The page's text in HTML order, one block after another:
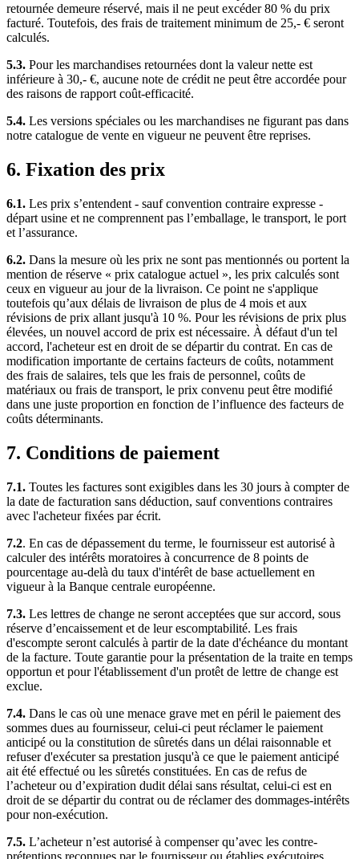
retournée demeure réservé, mais il ne peut excéder 80 % du prix
facturé. Toutefois, des frais de traitement minimum de 25,- € seront
calculés.
5.3. Pour les marchandises retournées dont la valeur nette est
inférieure à 30,- €, aucune note de crédit ne peut être accordée pour
des raisons de rapport coût-efficacité.
5.4. Les versions spéciales ou les marchandises ne figurant pas dans
notre catalogue de vente en vigueur ne peuvent être reprises.
6. Fixation des prix
6.1. Les prix s’entendent - sauf convention contraire expresse -
départ usine et ne comprennent pas l’emballage, le transport, le port
et l’assurance.
6.2. Dans la mesure où les prix ne sont pas mentionnés ou portent la
mention de réserve « prix catalogue actuel », les prix calculés sont
ceux en vigueur au jour de la livraison. Ce point ne s'applique
toutefois qu’aux délais de livraison de plus de 4 mois et aux
révisions de prix allant jusqu'à 10 %. Pour les révisions de prix plus
élevées, un nouvel accord de prix est nécessaire. À défaut d'un tel
accord, l'acheteur est en droit de se départir du contrat. En cas de
modification importante de certains facteurs de coûts, notamment
des frais de salaires, tels que les frais de personnel, coûts de
matériaux ou frais de transport, le prix convenu peut être modifié
dans une juste proportion en fonction de l’influence des facteurs de
coûts déterminants.
7. Conditions de paiement
7.1. Toutes les factures sont exigibles dans les 30 jours à compter de
la date de facturation sans déduction, sauf conventions contraires
avec l'acheteur fixées par écrit.
7.2. En cas de dépassement du terme, le fournisseur est autorisé à
calculer des intérêts moratoires à concurrence de 8 points de
pourcentage au-delà du taux d'intérêt de base actuellement en
vigueur à la Banque centrale européenne.
7.3. Les lettres de change ne seront acceptées que sur accord, sous
réserve d’encaissement et de leur escomptabilité. Les frais
d'escompte seront calculés à partir de la date d'échéance du montant
de la facture. Toute garantie pour la présentation de la traite en temps
opportun et pour l'établissement d'un protêt de lettre de change est
exclue.
7.4. Dans le cas où une menace grave met en péril le paiement des
sommes dues au fournisseur, celui-ci peut réclamer le paiement
anticipé ou la constitution de sûretés dans un délai raisonnable et
refuser d'exécuter sa prestation jusqu'à ce que le paiement anticipé
ait été effectué ou les sûretés constituées. En cas de refus de
l’acheteur ou d’expiration dudit délai sans résultat, celui-ci est en
droit de se départir du contrat ou de réclamer des dommages-intérêts
pour non-exécution.
7.5. L’acheteur n’est autorisé à compenser qu’avec les contre-
prétentions reconnues par le fournisseur ou établies exécutoires.